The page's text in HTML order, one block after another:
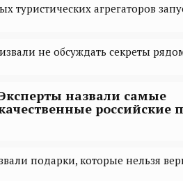
туристических агрегаторов
не обсуждать секреты
назвали самые
российские
подарки, которые нельзя